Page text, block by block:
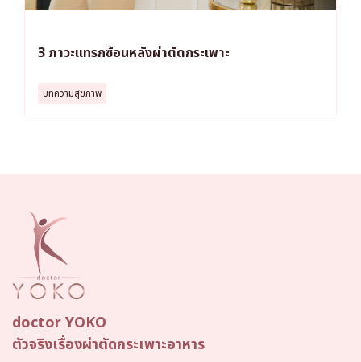
3 ภาวะแทรกซ้อนหลังผ่าตัดกระเพาะ
บทความสุขภาพ
doctor YOKO
ตัวจริงเรื่องผ่าตัดกระเพาะอาหาร